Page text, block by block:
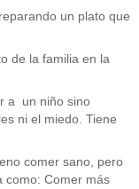
un plato que
de la familia en la
a un niño sino
ni el miedo. Tiene
comer sano, pero
como: Comer más